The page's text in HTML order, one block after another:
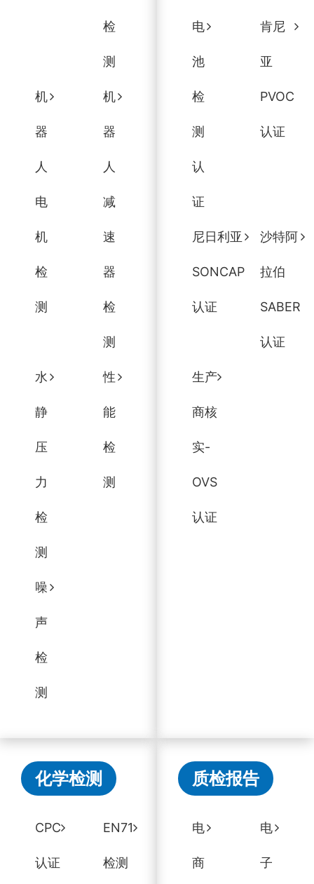
检
测
机
器
人
电
机
检
测
机
器
人
减
速
器
检
测
水
静
压
力
检
测
性
能
检
测
噪
声
检
测
电
池
检
测
认
证
肯尼
亚
PVOC
认证
尼日利亚
SONCAP
认证
沙特阿
拉伯
SABER
认证
生产
商核
实-
OVS
认证
化学检测
CPC
认证
EN71
检测
质检报告
电
商
电
子